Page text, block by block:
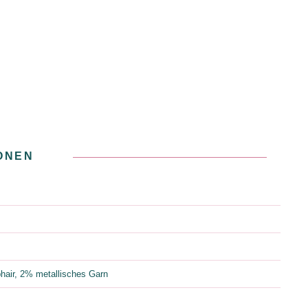
2% metallisches Garn